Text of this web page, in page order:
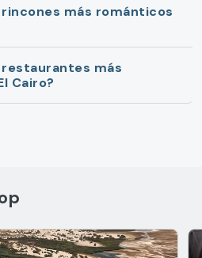
rincones más románticos
restaurantes más
Cairo?